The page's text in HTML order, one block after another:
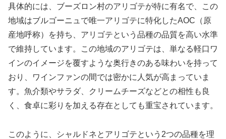
具体的には、ブーズロン村のアリゴテが特に有名で、この
地域はブルゴーニュで唯一アリゴテに特化したAOC（原
産地呼称）を持ち、アリゴテという品種の品質を高い水準
で維持しています。この地域のアリゴテは、単なる軽口ワ
インのイメージを覆すような奥行きのある味わいを持って
おり、ワインファンの間では密かに人気が高まっていま
す。魚介類やサラダ、クリームチーズなどとの相性も良
く、食卓に彩りを加える存在としても重宝されています。
このように、シャルドネとアリゴテという2つの品種を理